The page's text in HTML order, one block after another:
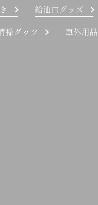
給油口グッズ
掃グッツ 車外用品